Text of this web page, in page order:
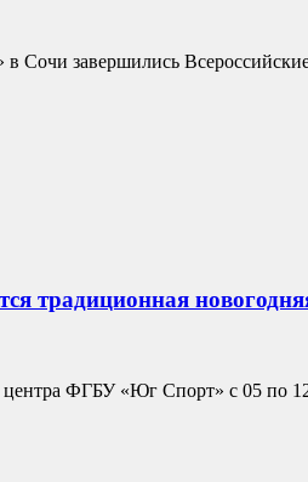
завершились
традиционная
ФГБУ «Юг Спорт» с 05 по 12